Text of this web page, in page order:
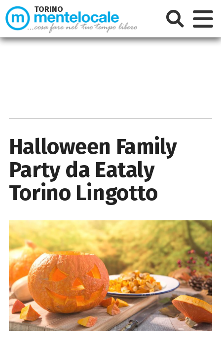
Halloween Family
Party da Eataly
Torino Lingotto
TORINO